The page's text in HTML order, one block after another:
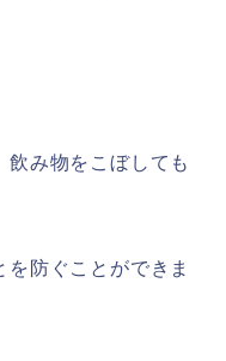
飲み物をこぼしても
防ぐことができま